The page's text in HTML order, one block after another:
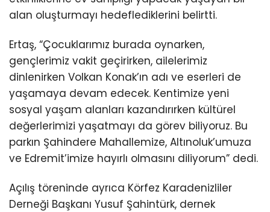
alan oluşturmayı hedeflediklerini belirtti.
Ertaş, “Çocuklarımız burada oynarken,
gençlerimiz vakit geçirirken, ailelerimiz
dinlenirken Volkan Konak’ın adı ve eserleri de
yaşamaya devam edecek. Kentimize yeni
sosyal yaşam alanları kazandırırken kültürel
değerlerimizi yaşatmayı da görev biliyoruz. Bu
parkın Şahindere Mahallemize, Altınoluk’umuza
ve Edremit’imize hayırlı olmasını diliyorum” dedi.
Açılış töreninde ayrıca Körfez Karadenizliler
Derneği Başkanı Yusuf Şahintürk, dernek